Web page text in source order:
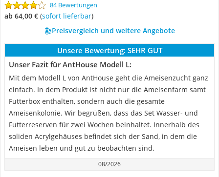
84 Bewertungen
ab 64,00 € ( Sofort lieferbar)
Preisvergleich und weitere Angebote
Unsere Bewertung: SEHR GUT
Unser Fazit für AntHouse Modell L:
Mit dem Modell L von AntHouse geht die Ameisenzucht ganz
einfach. In dem Produkt ist nicht nur die Ameisenfarm samt
Futterbox enthalten, sondern auch die gesamte
Ameisenkolonie. Wir begrüßen, dass das Set Wasser- und
Futterreserven für zwei Wochen beinhaltet. Innerhalb des
soliden Acrylgehäuses befindet sich der Sand, in dem die
Ameisen leben und gut zu beobachten sind.
08/2026